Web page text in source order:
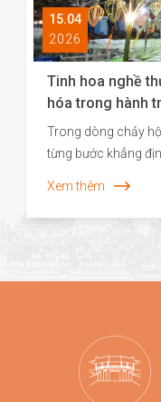
15.04
2026
Tinh hoa nghề
hóa trong hành
Trong dòng chảy
từng bước khẳng
thức mới mẻ. Năm
chọn đồng hành
Xem thêm